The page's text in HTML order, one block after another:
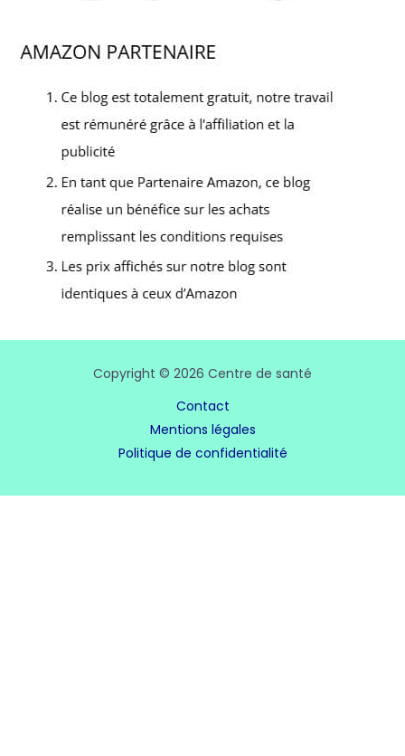
Copyright © 2026 Centre de santé
Contact
Mentions légales
Politique de confidentialité